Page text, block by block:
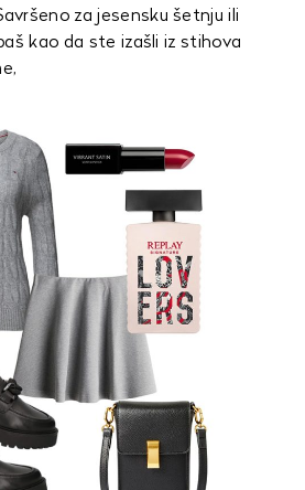
za jesensku šetnju ili
kao da ste izašli iz stihova